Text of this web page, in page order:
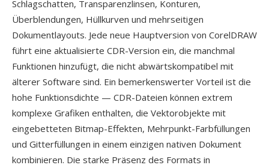
Schlagschatten, Transparenzlinsen, Konturen,
Überblendungen, Hüllkurven und mehrseitigen
Dokumentlayouts. Jede neue Hauptversion von CorelDRAW
führt eine aktualisierte CDR-Version ein, die manchmal
Funktionen hinzufügt, die nicht abwärtskompatibel mit
älterer Software sind. Ein bemerkenswerter Vorteil ist die
hohe Funktionsdichte — CDR-Dateien können extrem
komplexe Grafiken enthalten, die Vektorobjekte mit
eingebetteten Bitmap-Effekten, Mehrpunkt-Farbfüllungen
und Gitterfüllungen in einem einzigen nativen Dokument
kombinieren. Die starke Präsenz des Formats in